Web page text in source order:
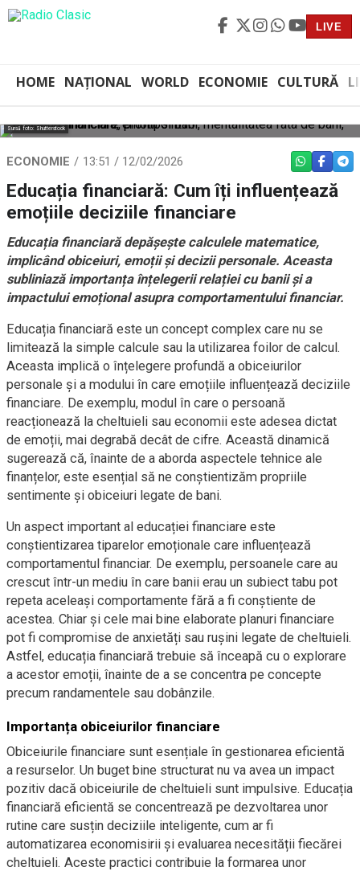
LIVE
HOME NAȚIONAL WORLD ECONOMIE CULTURĂ
Sursă foto: Shutterstock
ECONOMIE 13:51 / 12/02/2026 WHATSAPP
Educația financiară: Cum îți influențează
emoțiile deciziile financiare
Educația financiară depășește calculele matematice,
implicând obiceiuri, emoții și decizii personale. Aceasta
subliniază importanța înțelegerii relației cu banii și a
impactului emoțional asupra comportamentului financiar.
Educația financiară este un concept complex care nu se
limitează la simple calcule sau la utilizarea foilor de calcul.
Aceasta implică o înțelegere profundă a obiceiurilor
personale și a modului în care emoțiile influențează deciziile
financiare. De exemplu, modul în care o persoană
reacționează la cheltuieli sau economii este adesea dictat
de emoții, mai degrabă decât de cifre. Această dinamică
sugerează că, înainte de a aborda aspectele tehnice ale
finanțelor, este esențial să ne conștientizăm propriile
sentimente și obiceiuri legate de bani.
Un aspect important al educației financiare este
conștientizarea tiparelor emoționale care influențează
comportamentul financiar. De exemplu, persoanele care au
crescut într-un mediu în care banii erau un subiect tabu pot
repeta aceleași comportamente fără a fi conștiente de
acestea. Chiar și cele mai bine elaborate planuri financiare
pot fi compromise de anxietăți sau rușini legate de cheltuieli.
Astfel, educația financiară trebuie să înceapă cu o explorare
a acestor emoții, înainte de a se concentra pe concepte
precum randamentele sau dobânzile.
Importanța obiceiurilor financiare
Obiceiurile financiare sunt esențiale în gestionarea eficientă
a resurselor. Un buget bine structurat nu va avea un impact
pozitiv dacă obiceiurile de cheltuieli sunt impulsive. Educația
financiară eficientă se concentrează pe dezvoltarea unor
rutine care susțin deciziile inteligente, cum ar fi
automatizarea economisirii și evaluarea necesității fiecărei
cheltuieli. Aceste practici contribuie la formarea unor